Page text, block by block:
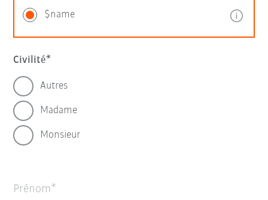
$name
Civilité
Autres
Madame
Monsieur
Prénom